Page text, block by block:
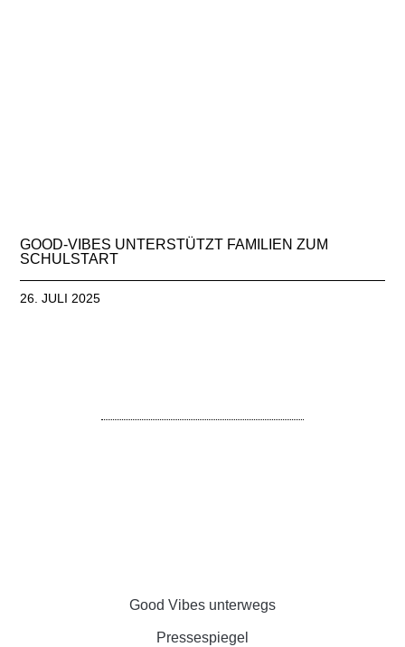
GOOD-VIBES UNTERSTÜTZT FAMILIEN ZUM
SCHULSTART
26. JULI 2025
Good Vibes unterwegs
Pressespiegel